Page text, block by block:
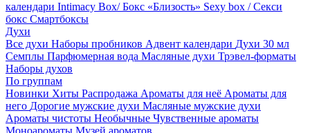
календари Intimacy Box/ Бокс «Близость» Sexy box / Секси
бокс Смартбоксы
Духи
Все духи Наборы пробников Адвент календари Духи 30 мл
Семплы Парфюмерная вода Масляные духи Трэвел-форматы
Наборы духов
По группам
Новинки Хиты Распродажа Ароматы для неё Ароматы для
него Дорогие мужские духи Масляные мужские духи
Ароматы чистоты Необычные Чувственные ароматы
Моноароматы Музей ароматов